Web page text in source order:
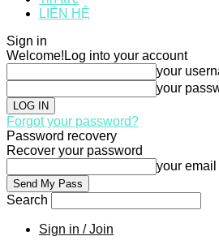
LIÊN HỆ
Sign in
Welcome! Log into your account
your
your
Forgot your password?
Password recovery
Recover your password
your email
Search
Sign in / Join